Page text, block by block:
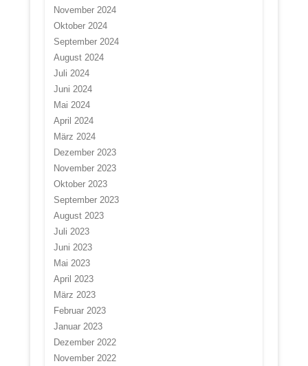
November 2024
Oktober 2024
September 2024
August 2024
Juli 2024
Juni 2024
Mai 2024
April 2024
März 2024
Dezember 2023
November 2023
Oktober 2023
September 2023
August 2023
Juli 2023
Juni 2023
Mai 2023
April 2023
März 2023
Februar 2023
Januar 2023
Dezember 2022
November 2022